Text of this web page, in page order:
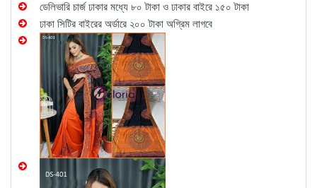
ডেলিভারি চার্জ ঢাকার মধ্যে ৮০ টাকা ও ঢাকার বাইরে ১৫০ টাকা
ঢাকা সিটির বাইরের অর্ডারে ২০০ টাকা অগ্রিম লাগবে